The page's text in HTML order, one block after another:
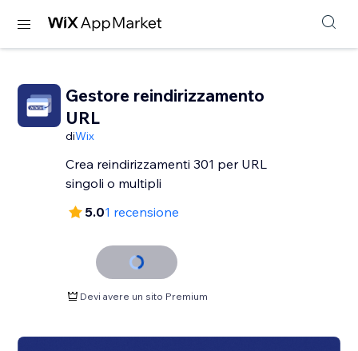
Gestore reindirizzamento
URL
diWix
Crea reindirizzamenti 301 per URL
singoli o multipli
5.01 recensione
Devi avere un sito Premium